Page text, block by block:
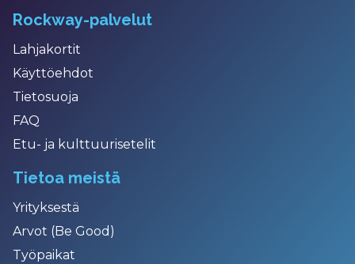
Rockway-palvelut
Lahjakortit
Käyttöehdot
Tietosuoja
FAQ
Etu- ja kulttuurisetelit
Tietoa meistä
Yrityksestä
Arvot (Be Good)
Työpaikat